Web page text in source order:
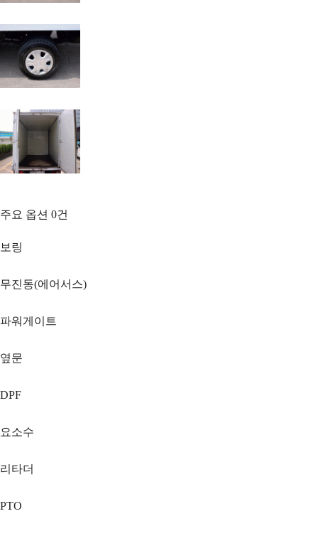
주요 옵션 0건
보링
무진동(에어서스)
파워게이트
옆문
DPF
요소수
리타더
PTO